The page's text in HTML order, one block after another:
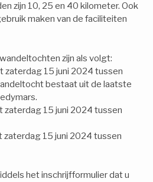
zijn 10, 25 en 40 kilometer. Ook
maken van de faciliteiten
zijn als volgt:
zaterdag 15 juni 2024 tussen
bestaat uit de laatste
15 juni 2024 tussen
15 juni 2024 tussen
het inschrijfformulier dat u